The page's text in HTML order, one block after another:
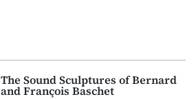
The Sound Sculptures of Bernard
and François Baschet